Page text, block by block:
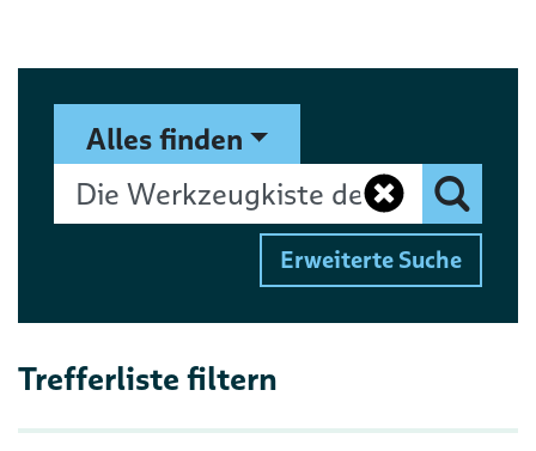
Suchformular
Alles finden
Suchbegriff
Eingaben
Finden
Erweiterte Suche
Trefferliste filtern